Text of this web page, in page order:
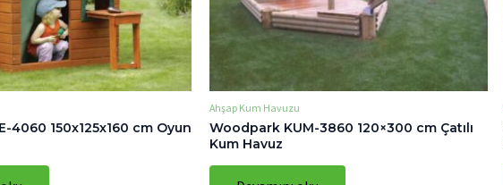
4060 150x125x160 cm Oyun
Ahşap Kum Havuzu
Woodpark KUM-3860 120×300 cm Çatılı
Kum Havuz